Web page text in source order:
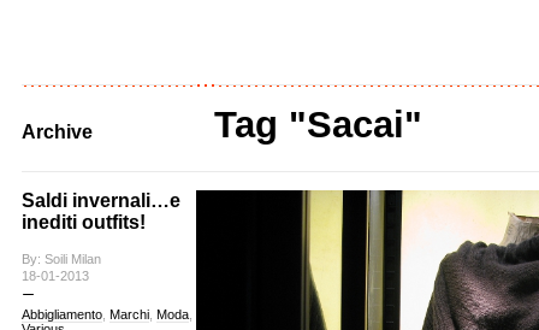
Archive Tag "Sacai"
Saldi invernali…e
inediti outfits!
By: Soili Milan
18-01-2013
Abbigliamento, Marchi, Moda,